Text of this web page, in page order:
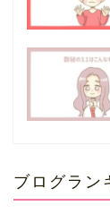
ブログラン